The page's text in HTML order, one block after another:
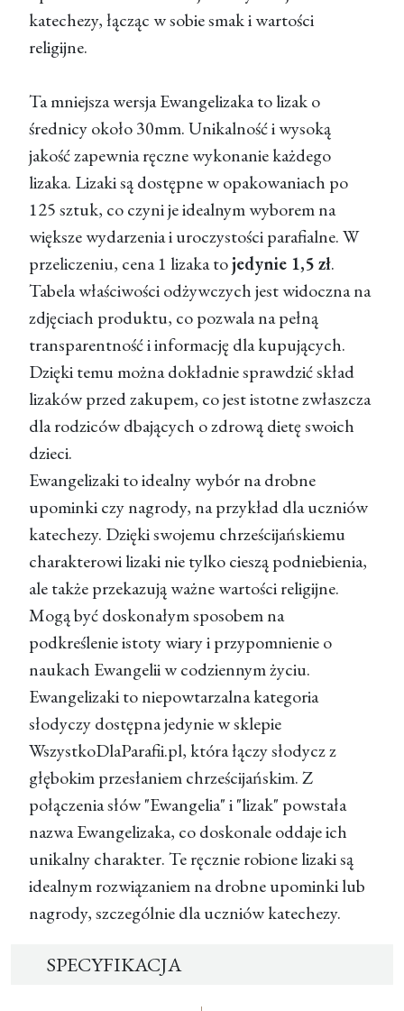
katechezy, łącząc w sobie smak i wartości
religijne.
Ta mniejsza wersja Ewangelizaka to lizak o
średnicy około 30mm. Unikalność i wysoką
jakość zapewnia ręczne wykonanie każdego
lizaka. Lizaki są dostępne w opakowaniach po
125 sztuk, co czyni je idealnym wyborem na
większe wydarzenia i uroczystości parafialne. W
przeliczeniu, cena 1 lizaka tojedynie 1,5 zł.
Tabela właściwości odżywczych jest widoczna na
zdjęciach produktu, co pozwala na pełną
transparentność i informację dla kupujących.
Dzięki temu można dokładnie sprawdzić skład
lizaków przed zakupem, co jest istotne zwłaszcza
dla rodziców dbających o zdrową dietę swoich
dzieci.
Ewangelizaki to idealny wybór na drobne
upominki czy nagrody, na przykład dla uczniów
katechezy. Dzięki swojemu chrześcijańskiemu
charakterowi lizaki nie tylko cieszą podniebienia,
ale także przekazują ważne wartości religijne.
Mogą być doskonałym sposobem na
podkreślenie istoty wiary i przypomnienie o
naukach Ewangelii w codziennym życiu.
Ewangelizaki to niepowtarzalna kategoria
słodyczy dostępna jedynie w sklepie
WszystkoDlaParafii.pl, która łączy słodycz z
głębokim przesłaniem chrześcijańskim. Z
połączenia słów "Ewangelia" i "lizak" powstała
nazwa Ewangelizaka, co doskonale oddaje ich
unikalny charakter. Te ręcznie robione lizaki są
idealnym rozwiązaniem na drobne upominki lub
nagrody, szczególnie dla uczniów katechezy.
SPECYFIKACJA